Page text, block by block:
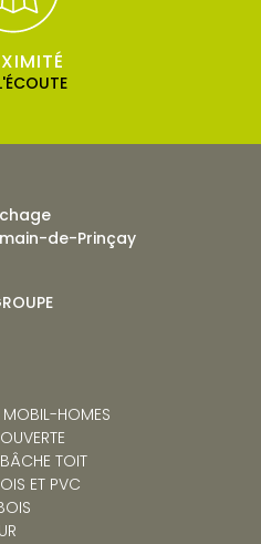
de-Prinçay
MOBIL-HOMES
TOIT
ET PVC